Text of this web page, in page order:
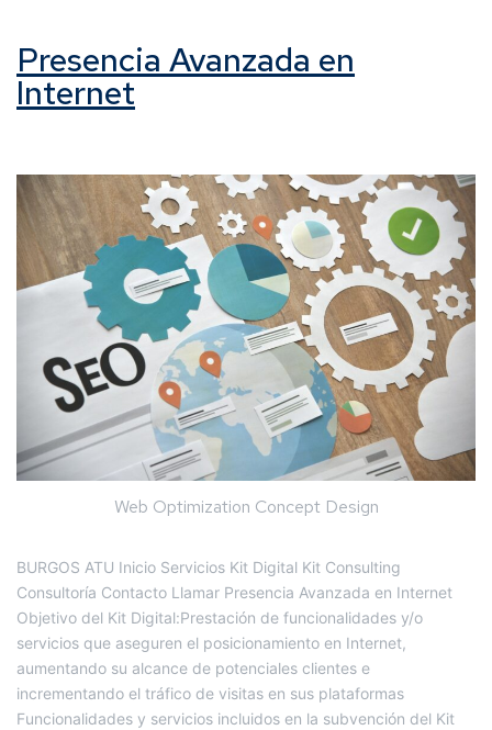
Presencia Avanzada en
Internet
Web Optimization Concept Design
BURGOS ATU Inicio Servicios Kit Digital Kit Consulting
Consultoría Contacto Llamar Presencia Avanzada en Internet
Objetivo del Kit Digital:Prestación de funcionalidades y/o
servicios que aseguren el posicionamiento en Internet,
aumentando su alcance de potenciales clientes e
incrementando el tráfico de visitas en sus plataformas
Funcionalidades y servicios incluidos en la subvención del Kit